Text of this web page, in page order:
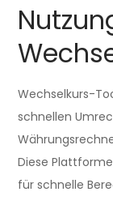
Wechselkurs-
schnellen
Diese
für schnelle